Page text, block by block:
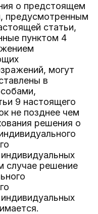
о предстоящем
предусмотренным
статьи,
пунктом 4
могут
в
9 настоящего
не позднее чем
решения о
случае решение